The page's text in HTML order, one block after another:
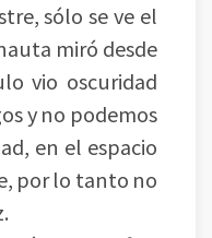
sólo se ve el
miró desde
vio oscuridad
y no podemos
en el espacio
por lo tanto no